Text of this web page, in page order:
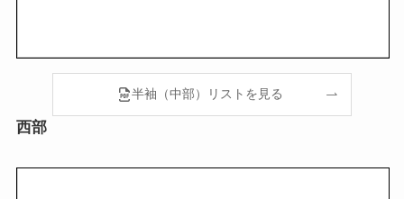
半袖（中部）リストを見る
西部